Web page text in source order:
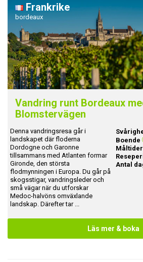
Frankrike
bordeaux
Vandring runt Bordeaux
Blomstervägen
Denna vandringsresa går i
landskapet där floderna
Dordogne och Garonne
tillsammans med Atlanten formar
Gironde, den största
flodmynningen i Europa. Du går på
skogsstigar, vandringsleder och
små vägar när du utforskar
Medoc-halvöns omväxlande
landskap. Därefter tar ...
Boende
Måltider
Antal
Läs mer & boka